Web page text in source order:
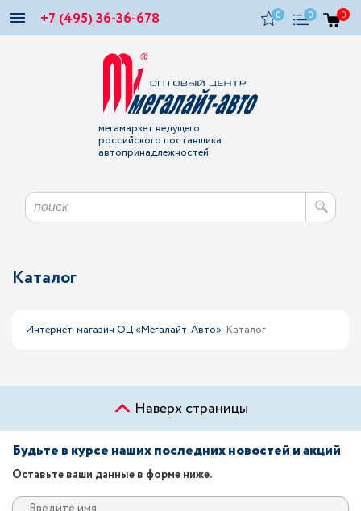
+7 (495) 36-36-678 0 0 0
мегамаркет ведущего
российского поставщика
автопринадлежностей
Каталог
Интернет-магазин ОЦ «Мегалайт-Авто» Каталог
Наверх страницы
Будьте в курсе наших последних новостей и акций
Оставьте ваши данные в форме ниже.